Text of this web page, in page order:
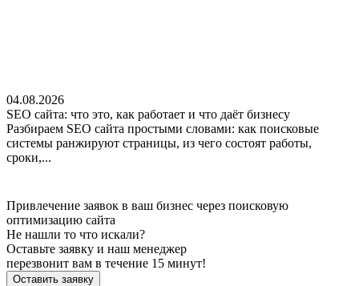
04.08.2026
SEO сайта: что это, как работает и что даёт бизнесу
Разбираем SEO сайта простыми словами: как поисковые
системы ранжируют страницы, из чего состоят работы,
сроки,...
Привлечение заявок в ваш бизнес через поисковую
оптимизацию сайта
Не нашли то что искали?
Оставьте заявку и наш менеджер
перезвонит вам в течение 15 минут!
Оставить заявку